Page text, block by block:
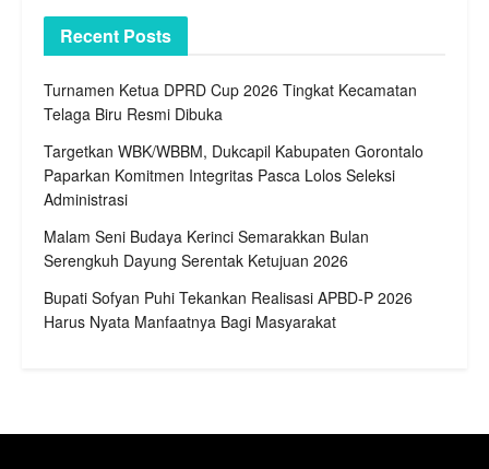
Recent Posts
Turnamen Ketua DPRD Cup 2026 Tingkat Kecamatan
Telaga Biru Resmi Dibuka
Targetkan WBK/WBBM, Dukcapil Kabupaten Gorontalo
Paparkan Komitmen Integritas Pasca Lolos Seleksi
Administrasi
Malam Seni Budaya Kerinci Semarakkan Bulan
Serengkuh Dayung Serentak Ketujuan 2026
Bupati Sofyan Puhi Tekankan Realisasi APBD-P 2026
Harus Nyata Manfaatnya Bagi Masyarakat